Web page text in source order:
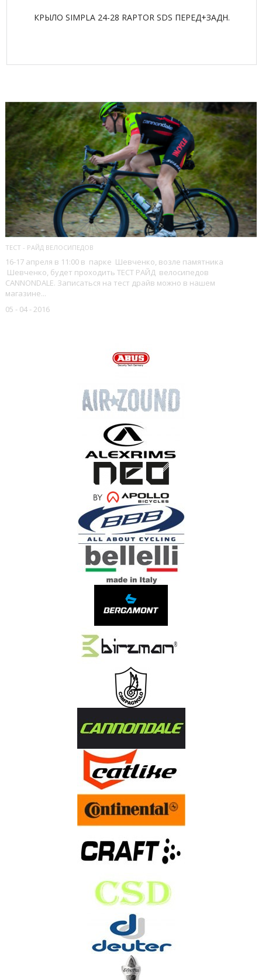
КРЫЛО SIMPLA 24-28 RAPTOR SDS ПЕРЕД+ЗАДН.
ТЕСТ - РАЙД ВЕЛОСИПЕДОВ
16-17 апреля в 11:00 в парке Шевченко, возле памятника
Шевченко, будет проходить ТЕСТ РАЙД велосипедов
CANNONDALE. Записаться на тест драйв можно в нашем
магазине...
05 - 04 - 2016